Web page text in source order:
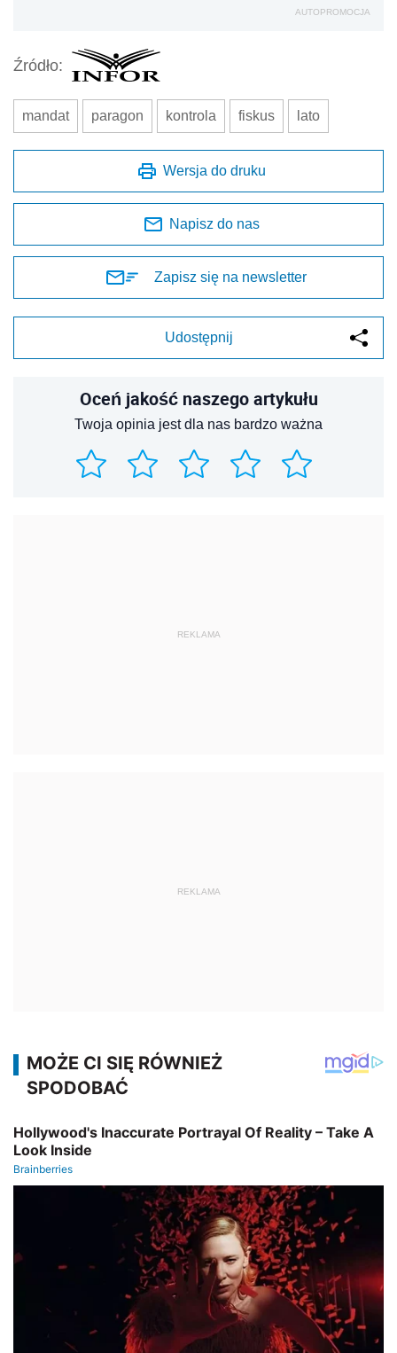
AUTOPROMOCJA
Źródło:
mandat paragon kontrola fiskus lato
Wersja do druku
Napisz do nas
Zapisz się na newsletter
Udostępnij
Oceń jakość naszego artykułu
Twoja opinia jest dla nas bardzo ważna
REKLAMA
REKLAMA